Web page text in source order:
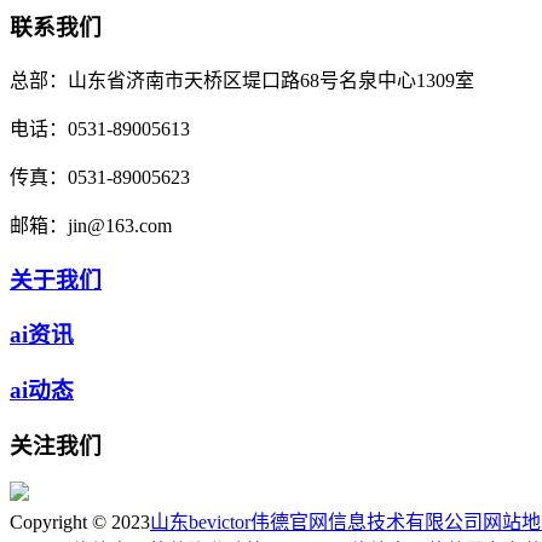
联系我们
总部： 山东省济南市天桥区堤口路68号名泉中心1309室
电话： 0531-89005613
传真： 0531-89005623
邮箱： jin@163.com
关于我们
ai资讯
ai动态
关注我们
Copyright © 2023山东bevictor伟德官网信息技术有限公司 网站